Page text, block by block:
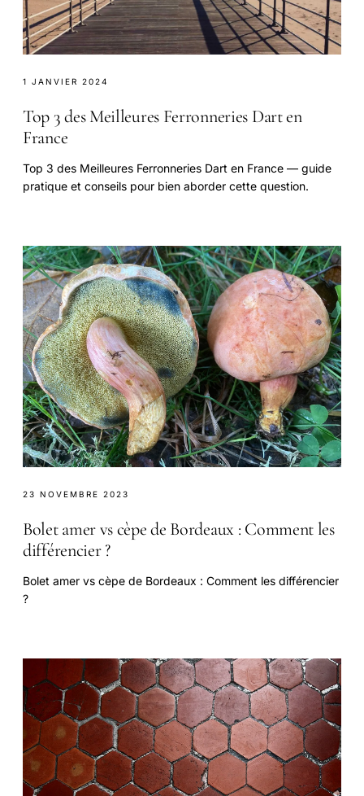
1 JANVIER 2024
Top 3 des Meilleures Ferronneries Dart en
France
Top 3 des Meilleures Ferronneries Dart en France — guide
pratique et conseils pour bien aborder cette question.
23 NOVEMBRE 2023
Bolet amer vs cèpe de Bordeaux : Comment les
différencier ?
Bolet amer vs cèpe de Bordeaux : Comment les différencier
?